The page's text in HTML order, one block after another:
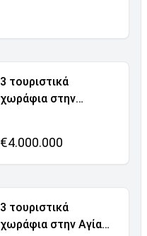
3 τουριστικά
χωράφια στην
€4.000.000
3 τουριστικά
χωράφια στην Αγία